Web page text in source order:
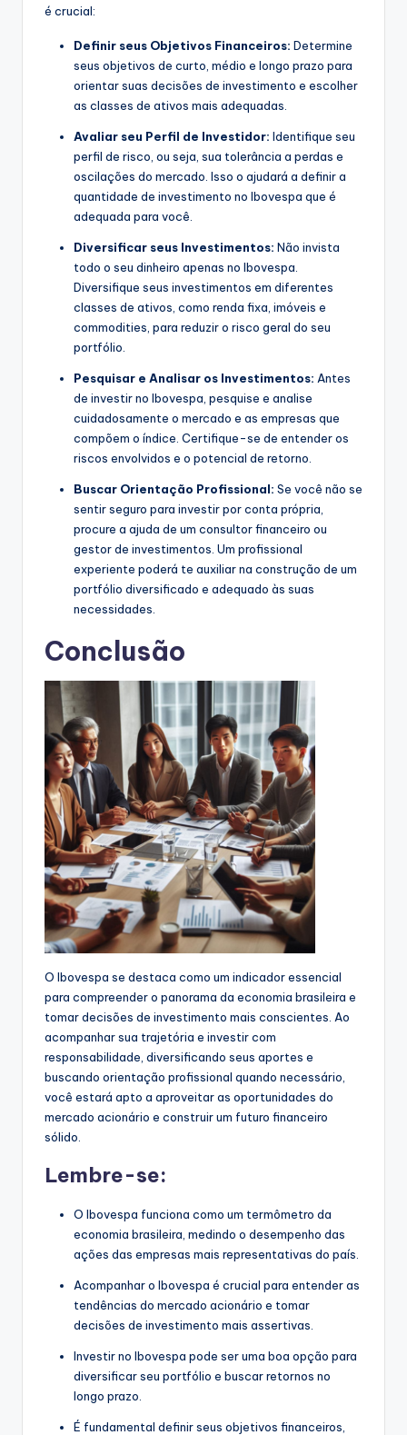
é crucial:
Definir seus Objetivos Financeiros: Determine
seus objetivos de curto, médio e longo prazo para
orientar suas decisões de investimento e escolher
as classes de ativos mais adequadas.
Avaliar seu Perfil de Investidor: Identifique seu
perfil de risco, ou seja, sua tolerância a perdas e
oscilações do mercado. Isso o ajudará a definir a
quantidade de investimento no Ibovespa que é
adequada para você.
Diversificar seus Investimentos: Não invista
todo o seu dinheiro apenas no Ibovespa.
Diversifique seus investimentos em diferentes
classes de ativos, como renda fixa, imóveis e
commodities, para reduzir o risco geral do seu
portfólio.
Pesquisar e Analisar os Investimentos: Antes
de investir no Ibovespa, pesquise e analise
cuidadosamente o mercado e as empresas que
compõem o índice. Certifique-se de entender os
riscos envolvidos e o potencial de retorno.
Buscar Orientação Profissional: Se você não se
sentir seguro para investir por conta própria,
procure a ajuda de um consultor financeiro ou
gestor de investimentos. Um profissional
experiente poderá te auxiliar na construção de um
portfólio diversificado e adequado às suas
necessidades.
Conclusão
O Ibovespa se destaca como um indicador essencial
para compreender o panorama da economia brasileira e
tomar decisões de investimento mais conscientes. Ao
acompanhar sua trajetória e investir com
responsabilidade, diversificando seus aportes e
buscando orientação profissional quando necessário,
você estará apto a aproveitar as oportunidades do
mercado acionário e construir um futuro financeiro
sólido.
Lembre-se:
O Ibovespa funciona como um termômetro da
economia brasileira, medindo o desempenho das
ações das empresas mais representativas do país.
Acompanhar o Ibovespa é crucial para entender as
tendências do mercado acionário e tomar
decisões de investimento mais assertivas.
Investir no Ibovespa pode ser uma boa opção para
diversificar seu portfólio e buscar retornos no
longo prazo.
É fundamental definir seus objetivos financeiros,